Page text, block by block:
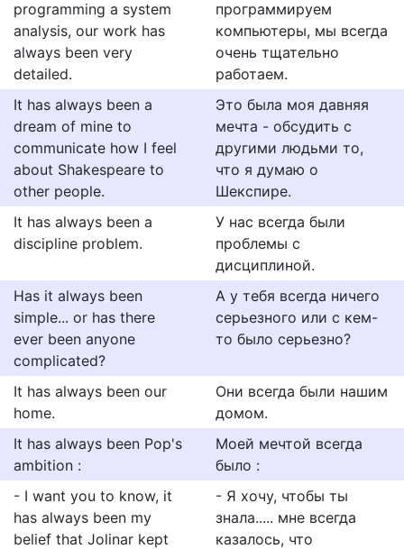
programming a system
analysis, our work has
always been very
detailed.
программируем
компьютеры, мы всегда
очень тщательно
работаем.
It has always been a
dream of mine to
communicate how I feel
about Shakespeare to
other people.
Это была моя давняя
мечта - обсудить с
другими людьми то,
что я думаю о
Шекспире.
It has always been a
discipline problem.
У нас всегда были
проблемы с
дисциплиной.
Has it always been
simple... or has there
ever been anyone
complicated?
А у тебя всегда ничего
серьезного или с кем-
то было серьезно?
It has always been our
home.
Они всегда были нашим
домом.
It has always been Pop's
ambition :
Моей мечтой всегда
было :
- I want you to know, it
has always been my
belief that Jolinar kept
- Я хочу, чтобы ты
знала..... мне всегда
казалось, что